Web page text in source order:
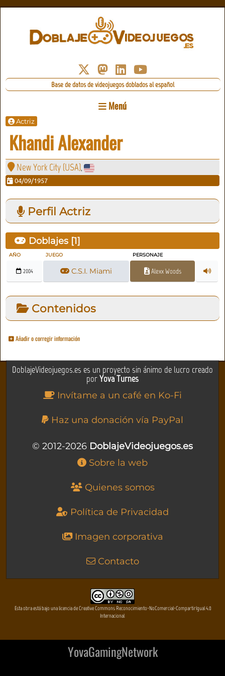
Base de datos de videojuegos doblados al español
Menú
Actriz
Khandi Alexander
New York City (USA),
04/09/1957
Perfil Actriz
Doblajes [1]
AÑO JUEGO PERSONAJE
2004 C.S.I. Miami Alexx Woods
Contenidos
Añadir o corregir información
DoblajeVideojuegos.es es un proyecto sin ánimo de lucro creado
porYova Turnes
Invítame a un café en Ko-Fi
Haz una donación vía PayPal
© 2012-2026 DoblajeVideojuegos.es
Sobre la web
Quienes somos
Política de Privacidad
Imagen corporativa
Contacto
Esta obra está bajo una licencia de Creative Commons Reconocimiento-NoComercial-CompartirIgual 4.0
Internacional
YovaGamingNetwork